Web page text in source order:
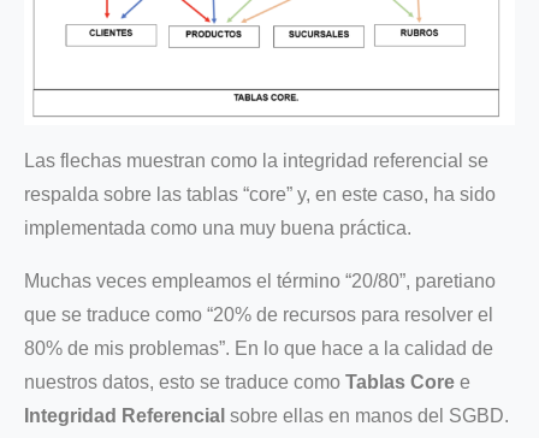
Las flechas muestran como la integridad referencial se
respalda sobre las tablas “core” y, en este caso, ha sido
implementada como una muy buena práctica.
Muchas veces empleamos el término “20/80”, paretiano
que se traduce como “20% de recursos para resolver el
80% de mis problemas”. En lo que hace a la calidad de
nuestros datos, esto se traduce como Tablas Core e
Integridad Referencial sobre ellas en manos del SGBD.